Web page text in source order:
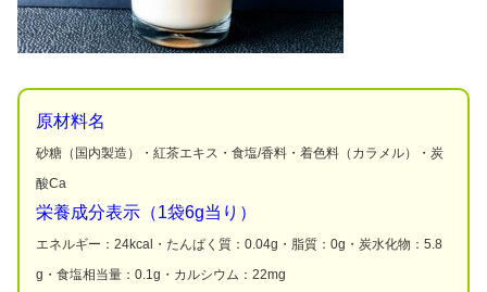
原材料名
砂糖（国内製造）・紅茶エキス・食塩/香料・着色料（カラメル）・炭
酸Ca
栄養成分表示（1袋6g当り）
エネルギー：24kcal・たんぱく質：0.04g・脂質：0g・炭水化物：5.8
g・食塩相当量：0.1g・カルシウム：22mg